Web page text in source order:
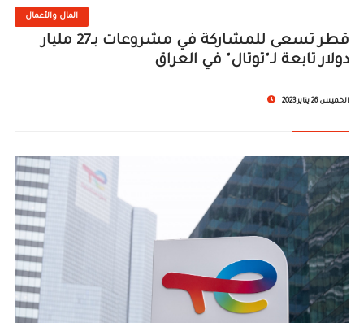
المال والأعمال
قطر تسعى للمشاركة في مشروعات بـ27 مليار
دولار تابعة لـ"توتال" في العراق
الخميس 26 يناير 2023